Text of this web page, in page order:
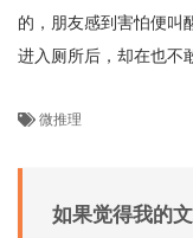
的，朋友感到害怕便叫
进入厕所后，却在也不
微推理
如果觉得我的